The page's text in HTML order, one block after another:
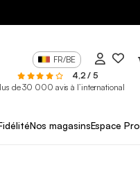
FR/BE
4,2 / 5
de 30 000 avis à l’international
Nos magasinsEspace Pro